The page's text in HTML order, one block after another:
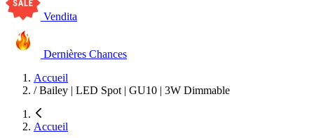
Vendita
Dernières Chances
Accueil
/ Bailey | LED Spot | GU10 | 3W Dimmable
Accueil